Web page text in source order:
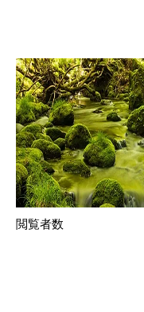
​閲覧者数